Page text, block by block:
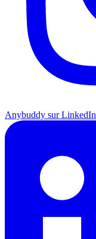
Anybuddy sur LinkedIn